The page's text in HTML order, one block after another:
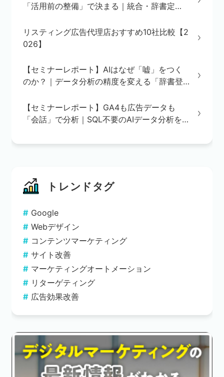
「活用前の整備」で決まる｜統合・辞書定
リスティング広告代理店おすすめ10社比較【2
026】
【セミナーレポート】AIはなぜ「嘘」をつく
のか？｜データ分析の精度を変える「辞書登
【セミナーレポート】GA4も広告データも
「会話」で分析｜SQL不要のAIデータ分析を
トレンドタグ
Google
Webデザイン
コンテンツマーケティング
サイト改善
マーケティングオートメーション
リターゲティング
広告効果改善